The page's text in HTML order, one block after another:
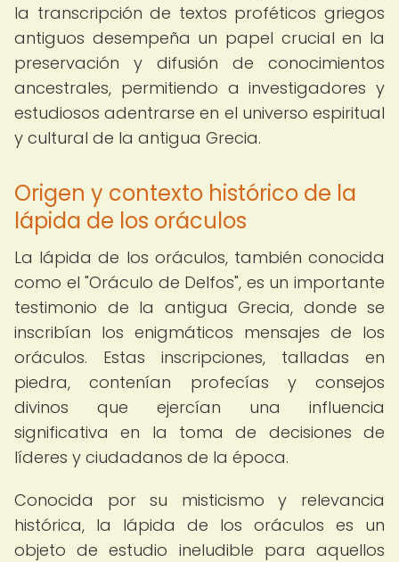
la transcripción de textos proféticos griegos
antiguos desempeña un papel crucial en la
preservación y difusión de conocimientos
ancestrales, permitiendo a investigadores y
estudiosos adentrarse en el universo espiritual
y cultural de la antigua Grecia.
Origen y contexto histórico de la
lápida de los oráculos
La lápida de los oráculos, también conocida
como el "Oráculo de Delfos", es un importante
testimonio de la antigua Grecia, donde se
inscribían los enigmáticos mensajes de los
oráculos. Estas inscripciones, talladas en
piedra, contenían profecías y consejos
divinos que ejercían una influencia
significativa en la toma de decisiones de
líderes y ciudadanos de la época.
Conocida por su misticismo y relevancia
histórica, la lápida de los oráculos es un
objeto de estudio ineludible para aquellos